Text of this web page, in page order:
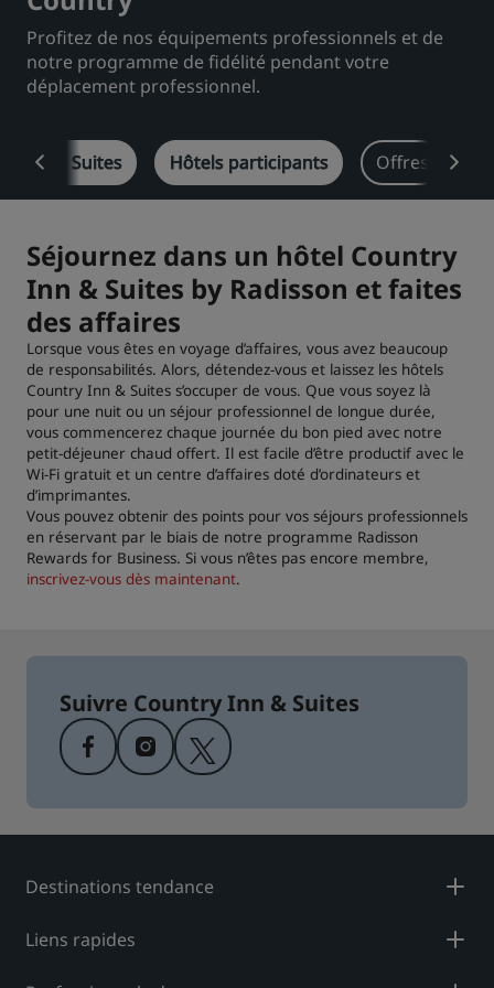
Park Plaza Park Inn by Radisson
Prize by Radisson Country Inn & Suites
Marques affiliées en Chine
J. Jin Jiang
Kunlun Golden Tulip
Hôtels du centre-ville
Profitez de nos équipements professionnels et de
notre programme de fidélité pendant votre
déplacement professionnel.
Inns & Suites Hôtels participants Offres
Séjournez dans un hôtel Country
Inn & Suites by Radisson et faites
des affaires
Lorsque vous êtes en voyage d’affaires, vous avez beaucoup
de responsabilités. Alors, détendez-vous et laissez les hôtels
Country Inn & Suites s’occuper de vous. Que vous soyez là
pour une nuit ou un séjour professionnel de longue durée,
vous commencerez chaque journée du bon pied avec notre
petit-déjeuner chaud offert. Il est facile d’être productif avec le
Wi-Fi gratuit et un centre d’affaires doté d’ordinateurs et
d’imprimantes.
Vous pouvez obtenir des points pour vos séjours professionnels
en réservant par le biais de notre programme Radisson
Rewards for Business. Si vous n’êtes pas encore membre,
inscrivez-vous dès maintenant.
Suivre Country Inn & Suites
Destinations tendance
Liens rapides